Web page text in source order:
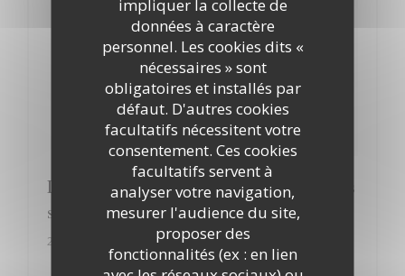
impliquer la collecte de
données à caractère
personnel. Les cookies dits «
nécessaires » sont
obligatoires et installés par
défaut. D'autres cookies
facultatifs nécessitent votre
consentement. Ces cookies
facultatifs servent à
analyser votre navigation,
mesurer l'audience du site,
proposer des
fonctionnalités (ex : en lien
Le Patriote : L'art du bistrot dans son plus
simple appareil
20/08/2021